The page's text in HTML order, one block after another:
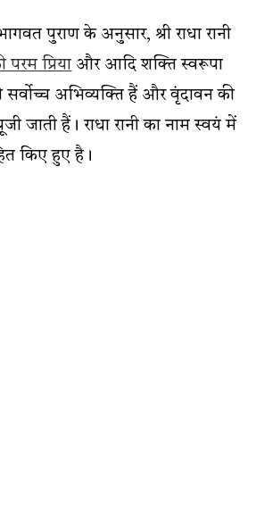
पुराण के अनुसार, श्री राधा रानी
परम प्रियाऔर आदि शक्ति स्वरूपा
सर्वोच्च अभिव्यक्ति हैं और वृंदावन की
जाती हैं। राधा रानी का नाम स्वयं में
किए हुए है।